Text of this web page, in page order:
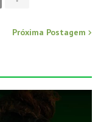
Próxima Postagem